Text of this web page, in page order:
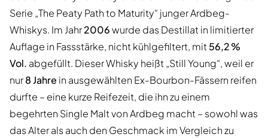
Serie „The Peaty Path to Maturity“ junger Ardbeg-
Whiskys. Im Jahr2006wurde das Destillat in limitierter
Auflage in Fassstärke, nicht kühlgefiltert, mit 56,2 %
Vol. abgefüllt. Dieser Whisky heißt „Still Young“, weil er
nur8 Jahre in ausgewählten Ex-Bourbon-Fässern reifen
durfte – eine kurze Reifezeit, die ihn zu einem
begehrten Single Malt von Ardbeg macht – sowohl was
das Alter als auch den Geschmack im Vergleich zu